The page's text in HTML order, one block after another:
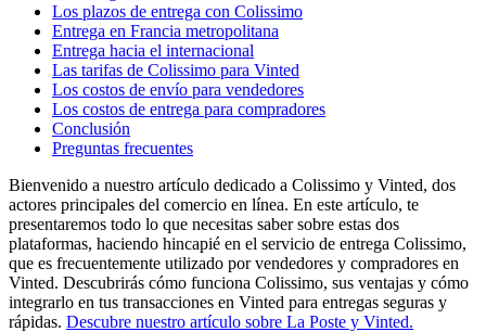
Los plazos de entrega con Colissimo
Entrega en Francia metropolitana
Entrega hacia el internacional
Las tarifas de Colissimo para Vinted
Los costos de envío para vendedores
Los costos de entrega para compradores
Conclusión
Preguntas frecuentes
Bienvenido a nuestro artículo dedicado a Colissimo y Vinted, dos
actores principales del comercio en línea. En este artículo, te
presentaremos todo lo que necesitas saber sobre estas dos
plataformas, haciendo hincapié en el servicio de entrega Colissimo,
que es frecuentemente utilizado por vendedores y compradores en
Vinted. Descubrirás cómo funciona Colissimo, sus ventajas y cómo
integrarlo en tus transacciones en Vinted para entregas seguras y
rápidas. Descubre nuestro artículo sobre La Poste y Vinted.